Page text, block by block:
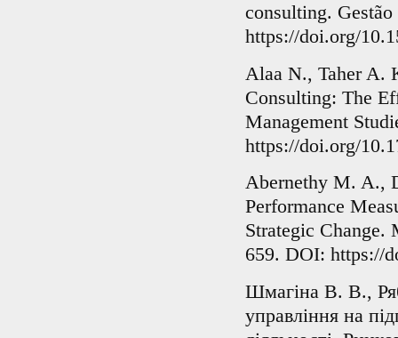
consulting.
https://doi.org/
Alaa N., Taher A.
Consulting: The
Management
https://doi.org/
Abernethy M. A.,
Performance
Strategic Change.
659. DOI: https://
Шмагіна В. В.,
управління на